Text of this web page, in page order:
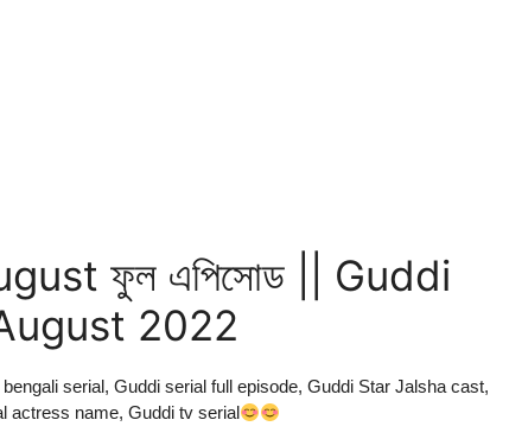
ফুল এপিসোড || Guddi
2022
serial, Guddi serial full episode, Guddi Star Jalsha cast,
actress name, Guddi tv serial